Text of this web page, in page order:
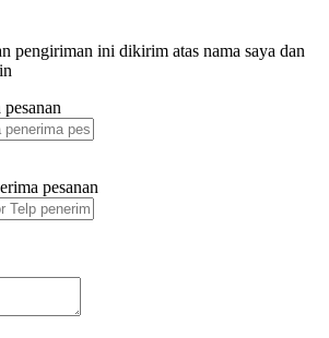
pengiriman ini dikirim atas nama saya dan
pesanan